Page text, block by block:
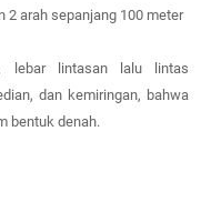
2 arah sepanjang 100 meter
lebar lintasan lalu lintas
dan kemiringan, bahwa
bentuk denah.